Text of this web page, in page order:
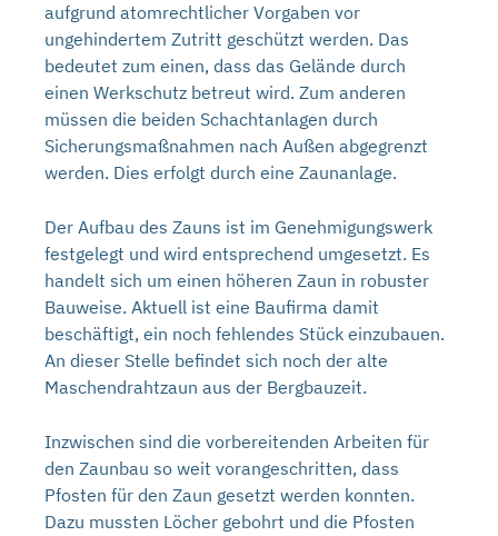
aufgrund atomrechtlicher Vorgaben vor
ungehindertem Zutritt geschützt werden. Das
bedeutet zum einen, dass das Gelände durch
einen Werkschutz betreut wird. Zum anderen
müssen die beiden Schachtanlagen durch
Sicherungsmaßnahmen nach Außen abgegrenzt
werden. Dies erfolgt durch eine Zaunanlage.
Der Aufbau des Zauns ist im Genehmigungswerk
festgelegt und wird entsprechend umgesetzt. Es
handelt sich um einen höheren Zaun in robuster
Bauweise. Aktuell ist eine Baufirma damit
beschäftigt, ein noch fehlendes Stück einzubauen.
An dieser Stelle befindet sich noch der alte
Maschendrahtzaun aus der Bergbauzeit.
Inzwischen sind die vorbereitenden Arbeiten für
den Zaunbau so weit vorangeschritten, dass
Pfosten für den Zaun gesetzt werden konnten.
Dazu mussten Löcher gebohrt und die Pfosten